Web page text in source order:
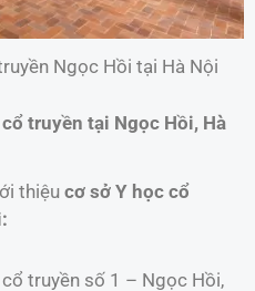
Ngọc Hồi tại Hà Nội
truyền tại Ngọc Hồi, Hà
thiệucơ sở Y học cổ
truyền số 1 – Ngọc Hồi,